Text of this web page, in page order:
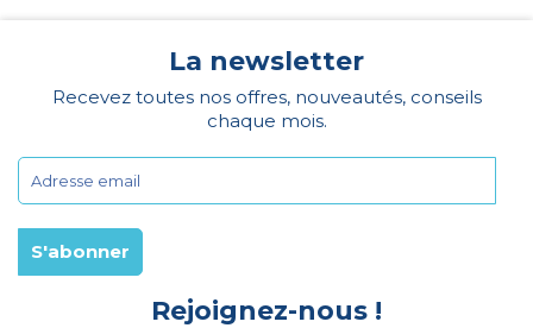
La newsletter
Recevez toutes nos offres, nouveautés, conseils
chaque mois.
Rejoignez-nous !